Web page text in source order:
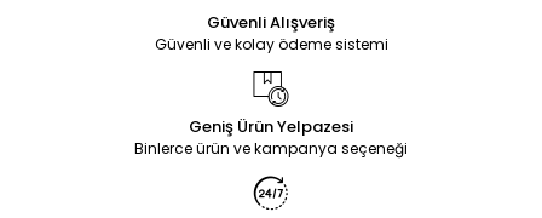
Güvenli Alışveriş
Güvenli ve kolay ödeme sistemi
Geniş Ürün Yelpazesi
Binlerce ürün ve kampanya seçeneği